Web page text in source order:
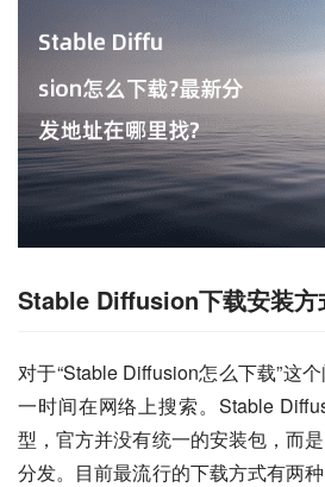
Stable Diffusion下载安装方
对于“Stable Diffusion怎么下载”这
一时间在网络上搜索。Stable
型，官方并没有统一的安装包，而
分发。目前最流行的下载方式有两